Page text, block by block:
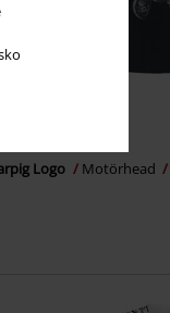
Logo Motörhead